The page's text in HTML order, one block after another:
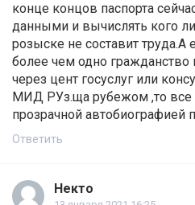
конце концов паспорта
данными и вычислять кого
розыске не составит труда.А
более чем одно
через цент госуслуг или
МИД РУз.ща рубежом ,то все
прозрачной автобиографией
Ответить
Некто